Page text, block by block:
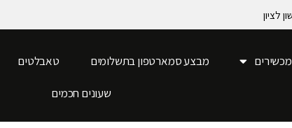
מכשירים מבצע סמארטפון בתשלומים טאבלטים
שעונים חכמים